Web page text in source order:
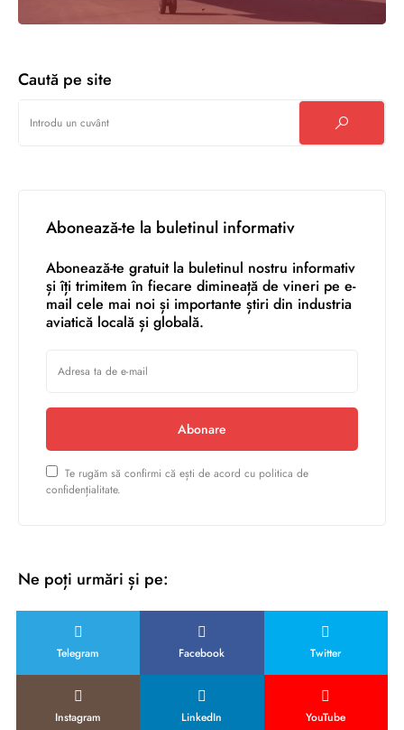
Caută pe site
Abonează-te la buletinul informativ
Abonează-te gratuit la buletinul nostru informativ
și îți trimitem în fiecare dimineață de vineri pe e-
mail cele mai noi și importante știri din industria
aviatică locală și globală.
Abonare
Te rugăm să confirmi că ești de acord cu politica de
confidențialitate.
Ne poți urmări și pe:
Telegram Facebook Twitter
Instagram LinkedIn YouTube